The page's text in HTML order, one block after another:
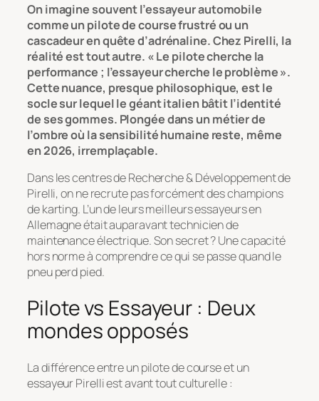
On imagine souvent l’essayeur automobile
comme un pilote de course frustré ou un
cascadeur en quête d’adrénaline. Chez Pirelli, la
réalité est tout autre. « Le pilote cherche la
performance ; l’essayeur cherche le problème ».
Cette nuance, presque philosophique, est le
socle sur lequel le géant italien bâtit l’identité
de ses gommes. Plongée dans un métier de
l’ombre où la sensibilité humaine reste, même
en 2026, irremplaçable.
Dans les centres de Recherche & Développement de
Pirelli, on ne recrute pas forcément des champions
de karting. L’un de leurs meilleurs essayeurs en
Allemagne était auparavant technicien de
maintenance électrique. Son secret ? Une capacité
hors norme à comprendre ce qui se passe quand le
pneu perd pied.
Pilote vs Essayeur : Deux
mondes opposés
La différence entre un pilote de course et un
essayeur Pirelli est avant tout culturelle :